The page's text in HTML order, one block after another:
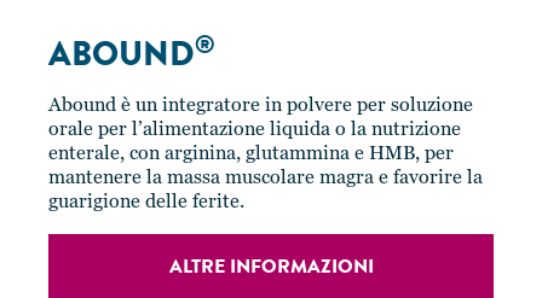
ABOUND®
Abound è un integratore in polvere per soluzione
orale per l’alimentazione liquida o la nutrizione
enterale, con arginina, glutammina e HMB, per
mantenere la massa muscolare magra e favorire la
guarigione delle ferite.
ALTRE INFORMAZIONI